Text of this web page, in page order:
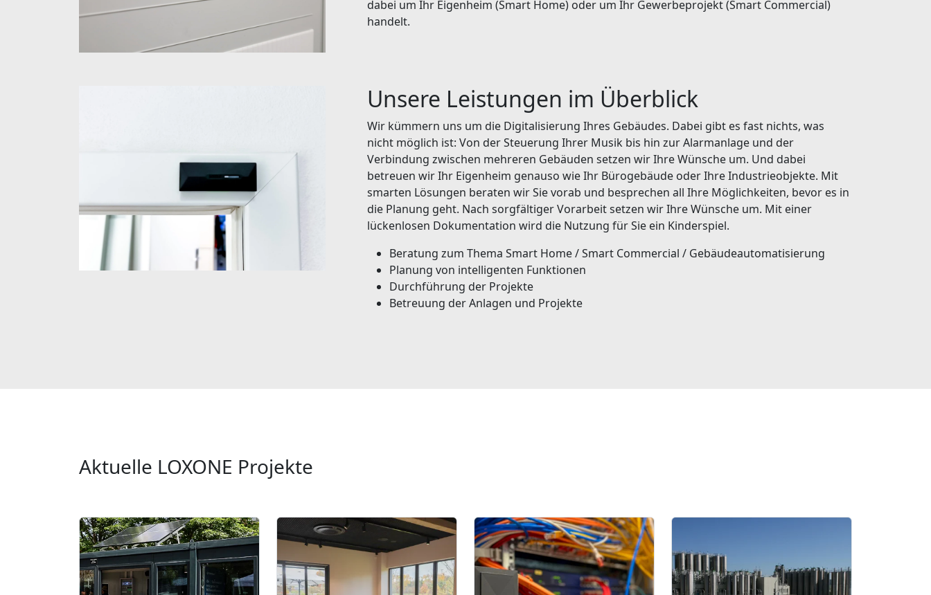
dabei um Ihr Eigenheim (Smart Home) oder um Ihr Gewerbeprojekt (Smart Commercial)
handelt.
Unsere Leistungen im Überblick
Wir kümmern uns um die Digitalisierung Ihres Gebäudes. Dabei gibt es fast nichts, was
nicht möglich ist: Von der Steuerung Ihrer Musik bis hin zur Alarmanlage und der
Verbindung zwischen mehreren Gebäuden setzen wir Ihre Wünsche um. Und dabei
betreuen wir Ihr Eigenheim genauso wie Ihr Bürogebäude oder Ihre Industrieobjekte. Mit
smarten Lösungen beraten wir Sie vorab und besprechen all Ihre Möglichkeiten, bevor es in
die Planung geht. Nach sorgfältiger Vorarbeit setzen wir Ihre Wünsche um. Mit einer
lückenlosen Dokumentation wird die Nutzung für Sie ein Kinderspiel.
Beratung zum Thema Smart Home / Smart Commercial / Gebäudeautomatisierung
Planung von intelligenten Funktionen
Durchführung der Projekte
Betreuung der Anlagen und Projekte
Aktuelle LOXONE Projekte